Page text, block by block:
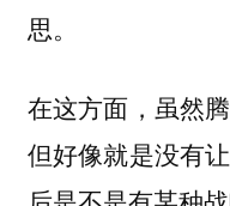
思。
在这方面，虽然
但好像就是没有